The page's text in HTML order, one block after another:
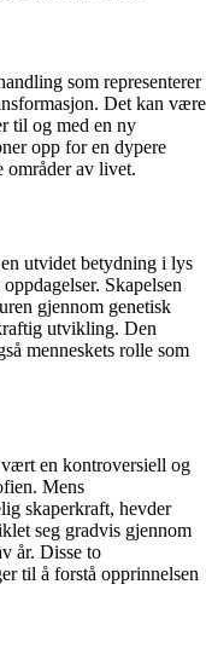
som representerer
Det kan være
til og med en ny
opp for en dypere
områder av livet.
utvidet betydning i lys
Skapelsen
gjennom genetisk
utvikling. Den
menneskets rolle som
en kontroversiell og
Mens
skaperkraft, hevder
seg gradvis gjennom
år. Disse to
til å forstå opprinnelsen